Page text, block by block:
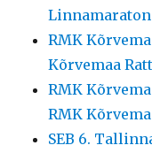
Linnamaraton
RMK
Kõrvemaa
RMK
RMK
SEB 6.